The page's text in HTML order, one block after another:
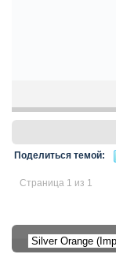
Поделиться темой:
Страница 1 из 1